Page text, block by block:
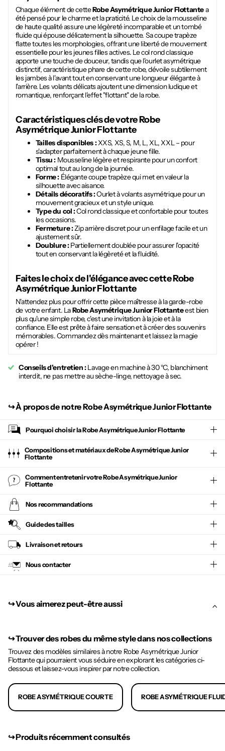
Chaque élément de cetteRobe Asymétrique Junior Flottantea
été pensé pour le charme et la praticité. Le choix de la mousseline
de haute qualité assure une légèreté incomparable et un tombé
fluide qui épouse délicatement la silhouette. Sa coupe trapèze
flatte toutes les morphologies, offrant une liberté de mouvement
essentielle pour les jeunes filles actives. Le col rond classique
apporte une touche de douceur, tandis que l'ourlet asymétrique
distinctif, caractéristique phare de cette robe, dévoile subtilement
les jambes à l'avant tout en conservant une longueur élégante à
l'arrière. Les volants délicats ajoutent une dimension ludique et
romantique, renforçant l'effet "flottant" de la robe.
Caractéristiques clés de votreRobe
Asymétrique Junior Flottante
Tailles disponibles :XXS, XS, S, M, L, XL, XXL – pour
s'adapter parfaitement à chaque jeune fille.
Tissu :Mousseline légère et respirante pour un confort
optimal tout au long de la journée.
Forme :Élégante coupe trapèze qui met en valeur la
silhouette avec aisance.
Détails décoratifs :Ourlet à volants asymétrique pour un
mouvement gracieux et un style unique.
Type du col :Col rond classique et confortable pour toutes
les occasions.
Fermeture :Zip arrière discret pour un enfilage facile et un
ajustement sûr.
Doublure :Partiellement doublée pour assurer l'opacité
tout en conservant la légèreté et la fluidité.
Faites le choix de l'élégance avec cetteRobe
Asymétrique Junior Flottante
N'attendez plus pour offrir cette pièce maîtresse à la garde-robe
de votre enfant. LaRobe Asymétrique Junior Flottanteest bien
plus qu'une simple robe, c'est une invitation à la joie et à la
confiance. Elle est prête à faire sensation et à créer des souvenirs
mémorables. Commandez dès maintenant et laissez la magie
opérer !
Conseils d'entretien :Lavage en machine à 30 °C, blanchiment
interdit, ne pas mettre au sèche-linge, nettoyage à sec.
↪︎À propos de notre Robe Asymétrique Junior Flottante
Pourquoi choisir laRobe Asymétrique Junior Flottante
Compositions et matériaux de Robe Asymétrique Junior
Flottante
Comment entretenir votreRobe Asymétrique Junior
Flottante
Nos recommandations
Guide des tailles
Livraison et retours
Nous contacter
↪︎ Vous aimerez peut-être aussi
↪︎Trouver des robes du même style dans nos collections
Trouvez des modèles similaires à notre Robe Asymétrique Junior
Flottante qui pourraient vous séduire en explorant les catégories ci-
dessous et laissez-vous inspirer par notre collection.
ROBE ASYMÉTRIQUE COURTE ROBE ASYMÉTRIQUE
↪︎ Produits récemment consultés